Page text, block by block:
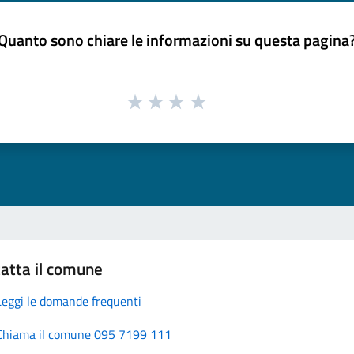
sono chiare le informazioni su questa
il comune
le domande frequenti
il comune 095 7199 111